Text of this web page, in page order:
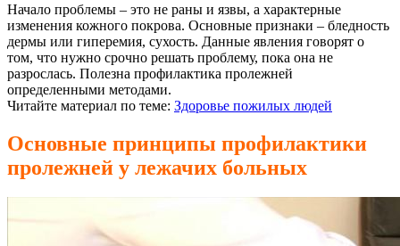
Начало проблемы – это не раны и язвы, а характерные
изменения кожного покрова. Основные признаки – бледность
дермы или гиперемия, сухость. Данные явления говорят о
том, что нужно срочно решать проблему, пока она не
разрослась. Полезна профилактика пролежней
определенными методами.
Читайте материал по теме: Здоровье пожилых людей
Основные принципы профилактики
пролежней у лежачих больных